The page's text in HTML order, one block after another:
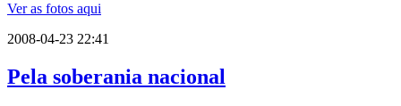
Ver as fotos aqui
2008-04-23 22:41
Pela soberania nacional